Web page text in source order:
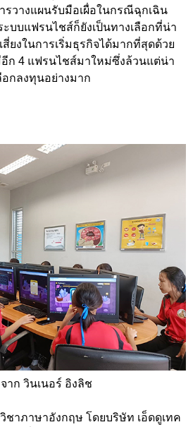
รวางแผนรับมือเผื่อในกรณีฉุกเฉิน
บบแฟรนไชส์ก็ยังเป็นทางเลือกที่น่า
ยงในการเริ่มธุรกิจได้มากที่สุดด้วย
ก 4 แฟรนไชส์มาใหม่ซึ่งล้วนแต่น่า
อกลงทุนอย่างมาก
าก วินเนอร์ อิงลิช
ชาภาษาอังกฤษ โดยบริษัท เอ็ดดูเทค